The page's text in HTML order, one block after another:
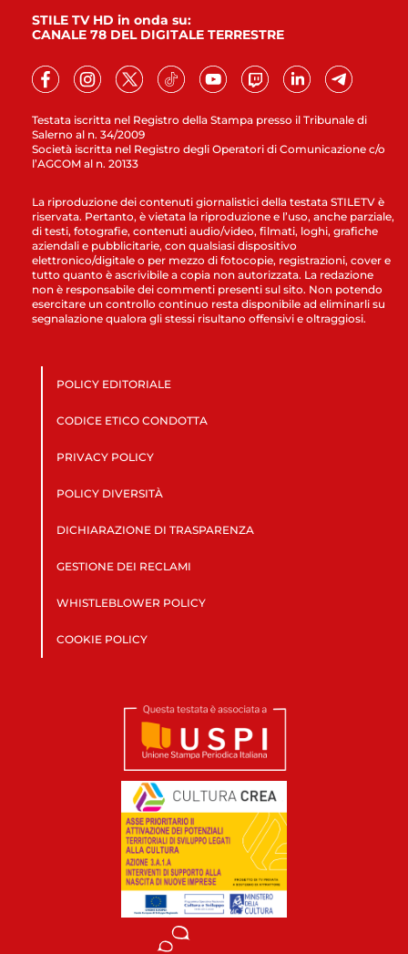
Testata iscritta nel Registro della Stampa presso il Tribunale di
Salerno al n. 34/2009
Società iscritta nel Registro degli Operatori di Comunicazione c/o
l’AGCOM al n. 20133
STILE TV HD in onda su:
CANALE 78 DEL DIGITALE TERRESTRE
La riproduzione dei contenuti giornalistici della testata STILETV è
riservata. Pertanto, è vietata la riproduzione e l’uso, anche parziale,
di testi, fotografie, contenuti audio/video, filmati, loghi, grafiche
aziendali e pubblicitarie, con qualsiasi dispositivo
elettronico/digitale o per mezzo di fotocopie, registrazioni, cover e
tutto quanto è ascrivibile a copia non autorizzata. La redazione
non è responsabile dei commenti presenti sul sito. Non potendo
esercitare un controllo continuo resta disponibile ad eliminarli su
segnalazione qualora gli stessi risultano offensivi e oltraggiosi.
POLICY EDITORIALE
CODICE ETICO CONDOTTA
PRIVACY POLICY
POLICY DIVERSITÀ
DICHIARAZIONE DI TRASPARENZA
GESTIONE DEI RECLAMI
WHISTLEBLOWER POLICY
COOKIE POLICY